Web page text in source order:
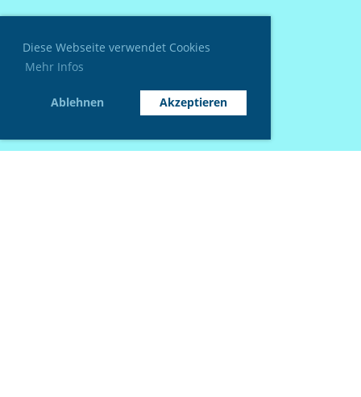
Diese Webseite verwendet Cookies
Mehr Infos
Ablehnen Akzeptieren